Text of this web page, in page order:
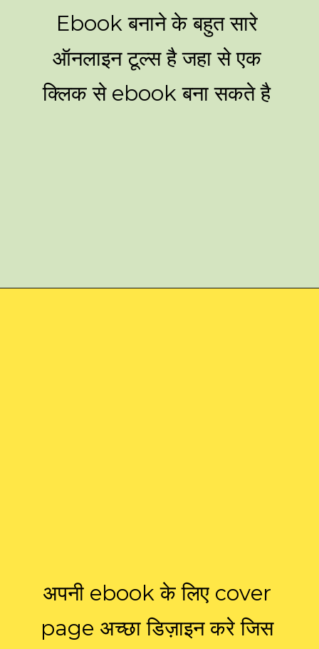
Ebook बनाने के बहुत सारे
ऑनलाइन टूल्स है जहा से एक
क्लिक से ebook बना सकते है
अपनी ebook के लिए cover
page अच्छा डिज़ाइन करे जिस